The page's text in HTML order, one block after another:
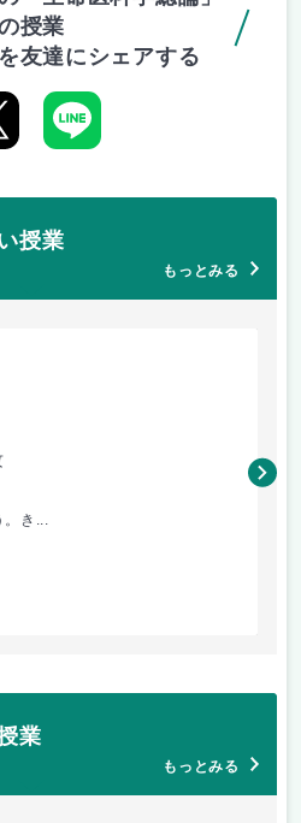
授業
友達にシェアする
授業
もっとみる
。き...
専
三
業
もっとみる